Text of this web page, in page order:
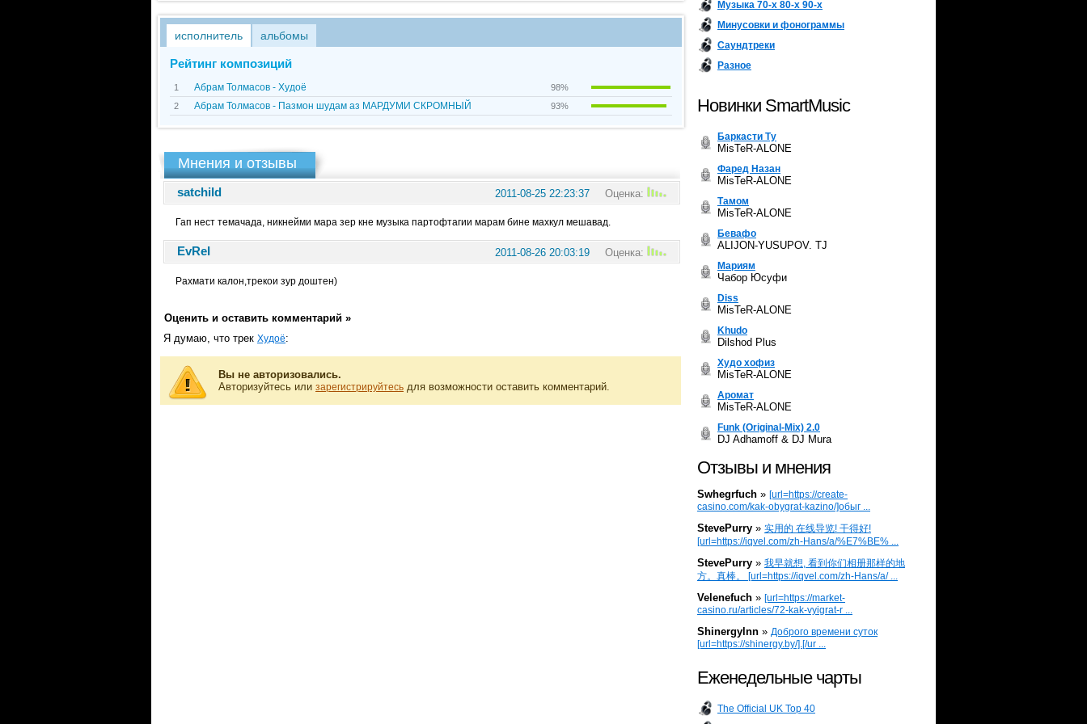
исполнитель альбомы
Рейтинг композиций
1 Абрам Толмасов - Худоё
98%
2
Абрам Толмасов - Пазмон шудам аз МАРДУМИ СКРОМНЫЙ 93%
Мнения и отзывы
satchild 2011-08-25 22:23:37 Оценка:
Гап нест темачада, никнейми мара зер кне музыка партофтагии марам бине махкул мешавад.
EvReI 2011-08-26 20:03:19 Оценка:
Рахмати калон,трекои зур доштен)
Оценить и оставить комментарий »
Я думаю, что трек Худоё:
Вы не авторизовались.
Авторизуйтесь или зарегистрируйтесь для возможности оставить комментарий.
Музыка 70-х 80-х 90-х
Минусовки и фонограммы
Саундтреки
Разное
Новинки SmartMusic
Баркасти Ту
MisTeR-ALONE
Фаред Назан
MisTeR-ALONE
Тамом
MisTeR-ALONE
Бевафо
ALIJON-YUSUPOV. TJ
Мариям
Чабор Юсуфи
Diss
MisTeR-ALONE
Khudo
Dilshod Plus
Худо хофиз
MisTeR-ALONE
Аромат
MisTeR-ALONE
Funk (Original-Mix) 2.0
DJ Adhamoff & DJ Mura
Отзывы и мнения
Swhegrfuch » [url=https://create-
casino.com/kak-obygrat-kazino/]обыг ...
StevePurry » 实用的 在线导览! 干得好!
[url=https://iqvel.com/zh-Hans/a/%E7%BE% ...
StevePurry » 我早就想, 看到你们相册那样的地
方。真棒。 [url=https://iqvel.com/zh-Hans/a/ ...
Velenefuch » [url=https://market-
casino.ru/articles/72-kak-vyigrat-r ...
Shinergylnn » Доброго времени суток
[url=https://shinergy.by/].[/ur ...
Еженедельные чарты
The Official UK Top 40